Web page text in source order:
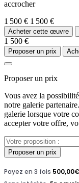
accrocher
1 500 € 1 500 €
Acheter cette œuvre
1 500 €
Proposer un prix
Proposer un prix
Vous avez la
notre galerie
galerie lorsque votre
accepter votre offre,
Proposer un prix